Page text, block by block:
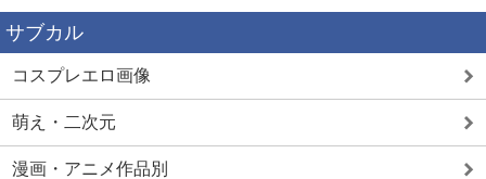
サブカル
コスプレエロ画像
萌え・二次元
漫画・アニメ作品別